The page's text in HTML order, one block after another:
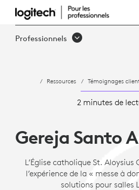
MESSE
L’ÉGLISE
CATHOLIQUE
ST. ALOYSIUS
Professionnels
Ressources Témoignages
2 minutes de
Gereja Santo
L’Église catholique St.
l’expérience de la « messe à
solutions pour salles